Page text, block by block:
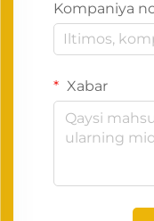
Kompaniya
Xabar